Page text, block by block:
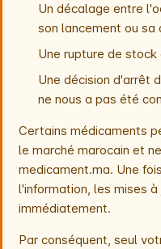
Un décalage entre
son lancement ou
Une rupture de
Une décision d'arrêt
ne nous a pas été
Certains médicaments
le marché marocain et
medicament.ma. Une
l'information, les mises
immédiatement.
Par conséquent, seul